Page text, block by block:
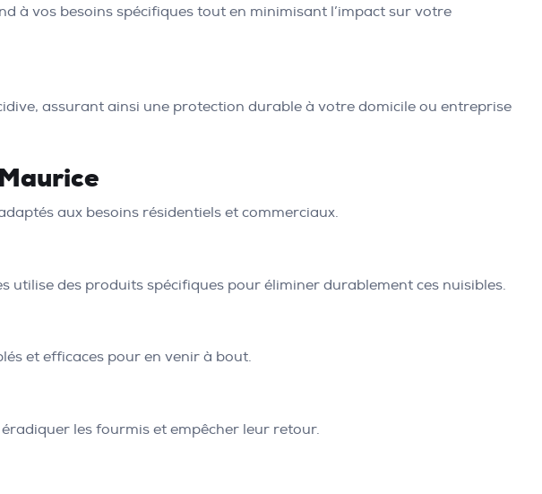
à vos besoins spécifiques tout en minimisant l’impact sur votre
assurant ainsi une protection durable à votre domicile ou entreprise
aux besoins résidentiels et commerciaux.
utilise des produits spécifiques pour éliminer durablement ces nuisibles.
et efficaces pour en venir à bout.
les fourmis et empêcher leur retour.